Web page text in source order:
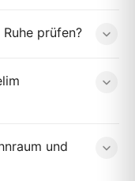
prüfen?
und